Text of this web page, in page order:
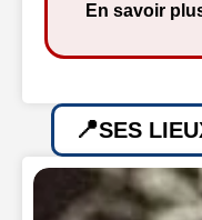
En savoir
SES